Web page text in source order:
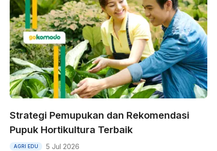
Strategi Pemupukan dan Rekomendasi
Pupuk Hortikultura Terbaik
AGRI EDU 5 Jul 2026